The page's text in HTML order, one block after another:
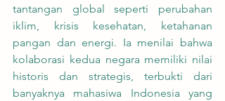
tantangan global seperti perubahan
iklim, krisis kesehatan, ketahanan
pangan dan energi. Ia menilai bahwa
kolaborasi kedua negara memiliki nilai
historis dan strategis, terbukti dari
banyaknya mahasiwa Indonesia yang